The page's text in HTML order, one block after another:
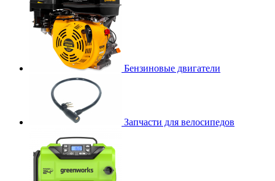
Бензиновые двигатели
Запчасти для велосипедов